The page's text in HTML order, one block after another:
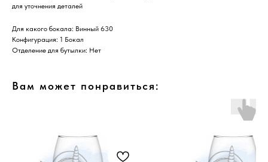
для уточнения деталей
Для какого бокала: Винный 630
Конфигурация: 1 Бокал
Отделение для бутылки: Нет
Вам может понравиться: